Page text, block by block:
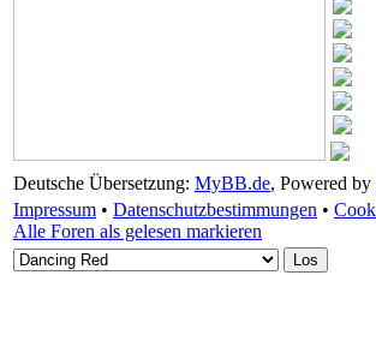
Deutsche Übersetzung: MyBB.de, Powered by
Impressum • Datenschutzbestimmungen •
Alle Foren als gelesen markieren